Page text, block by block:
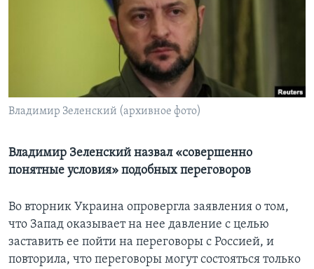
Владимир Зеленский (архивное фото)
Владимир Зеленский назвал «совершенно
понятные условия» подобных переговоров
Во вторник Украина опровергла заявления о том,
что Запад оказывает на нее давление с целью
заставить ее пойти на переговоры с Россией, и
повторила, что переговоры могут состояться только